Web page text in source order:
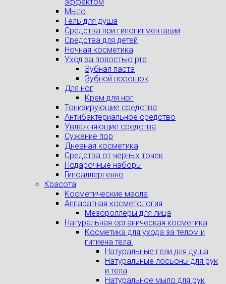
эффектом
Мыло
Гель для душа
Средства при гипопигментации
Средства для детей
Ночная косметика
Уход за полостью рта
Зубная паста
Зубной порошок
Для ног
Крем для ног
Тонизирующие средства
Антибактериальное средство
Увлажняющие средства
Сужение пор
Дневная косметика
Средства от черных точек
Подарочные наборы
Гипоаллергенно
Красота
Косметические масла
Аппаратная косметология
Мезороллеры для лица
Натуральная органическая косметика
Косметика для ухода за телом и
гигиена тела.
Натуральные гели для душа
Натуральные лосьоны для рук
и тела
Натуральное мыло для рук